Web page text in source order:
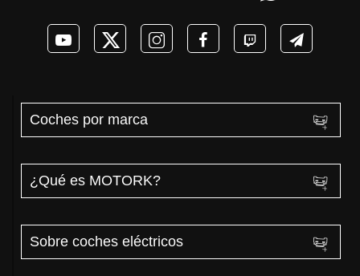
Coches por marca
¿Qué es MOTORK?
Sobre coches eléctricos